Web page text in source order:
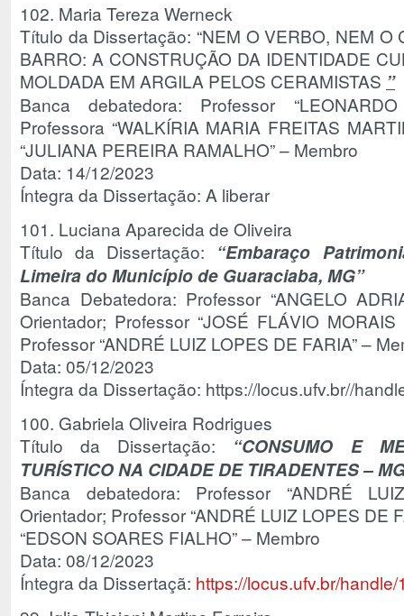
102. Maria Tereza Werneck
Título da Dissertação: “NEM O VERBO, NEM O
BARRO: A CONSTRUÇÃO DA IDENTIDADE
MOLDADA EM ARGILA PELOS CERAMISTAS ”
Banca debatedora: Professor
Professora “WALKÍRIA MARIA FREITAS
“JULIANA PEREIRA RAMALHO” – Membro
Data: 14/12/2023
Íntegra da Dissertação: A liberar
101. Luciana Aparecida de Oliveira
Título da Dissertação: “Embaraço
Limeira do Município de Guaraciaba, MG”
Banca Debatedora: Professor “ANGELO
Orientador; Professor “JOSÉ FLÁVIO
Professor “ANDRÉ LUIZ LOPES DE FARIA” –
Data: 05/12/2023
Íntegra da Dissertação: https://locus.ufv.br//
100. Gabriela Oliveira Rodrigues
Título da Dissertação: “CONSUMO E
TURÍSTICO NA CIDADE DE TIRADENTES –
Banca debatedora: Professor “ANDRÉ
Orientador; Professor “ANDRÉ LUIZ LOPES DE
“EDSON SOARES FIALHO” – Membro
Data: 08/12/2023
Íntegra da Dissertaçã: https://locus.ufv.br/